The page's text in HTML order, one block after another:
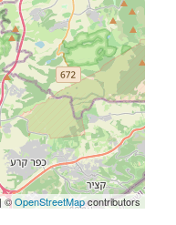
©OpenStreetMapcontributors